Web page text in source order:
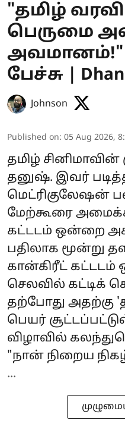
"தமிழ்
பெருமை
அவமானம்!"
பேச்சு |
Johnson
Published on: 05 Aug 2026,
தமிழ்
தனுஷ். இவர்
மெட்ரிகுலேஷன்
மேற்கூரை
கட்டடம் ஒன்றை
பதிலாக
கான்கிரீட்
செலவில் கட்டிக்
தற்போது அதற்கு
பெயர்
விழாவில்
"நான் நிறைய
...